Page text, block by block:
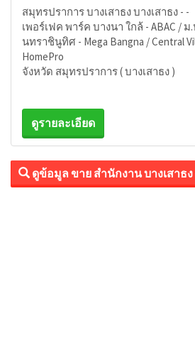
สมุทรปราการ บางเสาธง บางเสาธง - -
เพอร์เฟค พาร์ค บางนา ใกล้ - ABAC /
นทราชินูทิศ - Mega Bangna / Central
HomePro
จังหวัด สมุทรปราการ ( บางเสาธง )
ดูรายละเอียด
ดูข้อมูล ขาย สำนักงาน บางเสาธ